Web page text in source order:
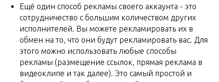
Ещё один способ рекламы своего аккаунта - это
сотрудничество с большим количеством других
исполнителей. Вы можете рекламировать их в
обмен на то, что они будут рекламировать вас. Для
этого можно использовать любые способы
рекламы (размещение ссылок, прямая реклама в
видеоклипе и так далее). Это самый простой и